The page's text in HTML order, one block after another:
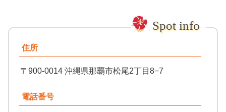
住所
〒900-0014 沖縄県那覇市松尾2丁目8−7
電話番号